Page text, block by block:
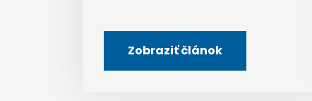
Zobraziť článok